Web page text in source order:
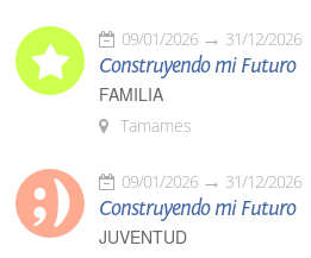
09/01/2026 31/12/2026
Construyendo mi Futuro
FAMILIA
Tamames
09/01/2026 31/12/2026
Construyendo mi Futuro
JUVENTUD